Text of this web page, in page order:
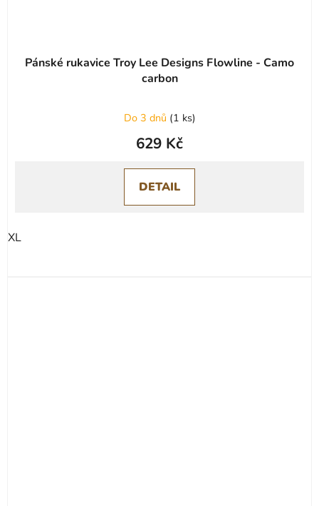
Pánské rukavice Troy Lee Designs Flowline - Camo
carbon
Do 3 dnů (1 ks)
629 Kč
DETAIL
XL